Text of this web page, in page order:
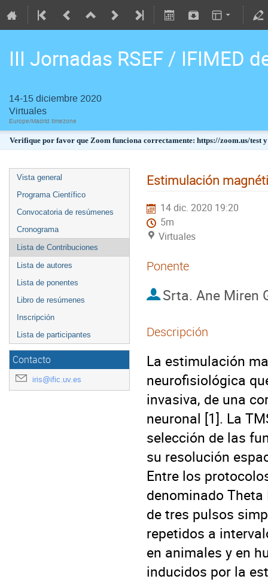
III Jornadas RSEF / IFIMED
14-15 diciembre 2020
Virtuales
Europe/Madrid timezone
Verifique por favor que Zoom funciona correctamente: https://zoom.us/test
Vista general
Programa Científico
Convocatoria de resúmenes
Cronograma
Lista de Contribuciones
Lista de autores
Lista de ponentes
Libro de resúmenes
Inscripción
Lista de participantes
Contacto
iris@ific.uv.es
Estimulación
14 dic. 2020 19:20
5m
Virtuales
Ponente
Srta. Ane Miren
Descripción
La estimulación
neurofisiológica
invasiva, de una
neuronal [1]. La
selección de las
su resolución
Entre los
denominado
de tres pulsos
repetidos a
en animales y en
inducidos por la